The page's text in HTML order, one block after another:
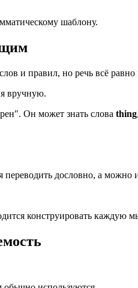
шаблону.
и правил, но речь всё равно
вручную.
Он может знать слова thing,
дословно, а можно
конструировать каждую